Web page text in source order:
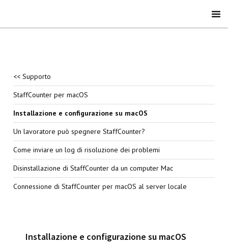
<< Supporto
StaffCounter per macOS
Installazione e configurazione su macOS
Un lavoratore può spegnere StaffCounter?
Come inviare un log di risoluzione dei problemi
Disinstallazione di StaffCounter da un computer Mac
Connessione di StaffCounter per macOS al server locale
Installazione e configurazione su macOS